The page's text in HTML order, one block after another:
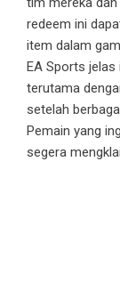
redeem ini
item dalam
EA Sports jelas
terutama
setelah
Pemain yang
segera